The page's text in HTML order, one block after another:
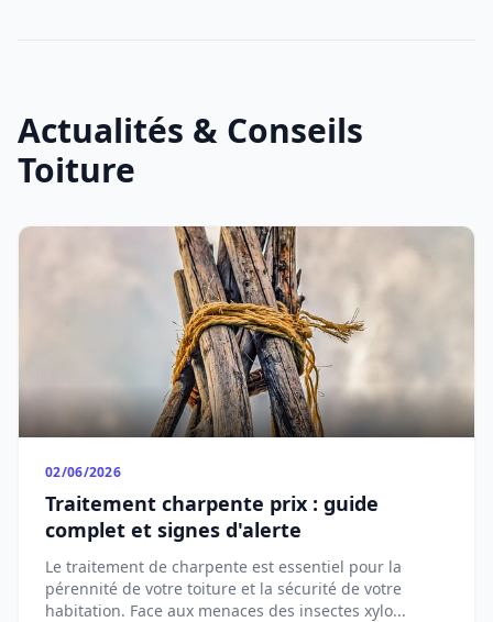
Actualités & Conseils
Toiture
02/06/2026
Traitement charpente prix : guide
complet et signes d'alerte
Le traitement de charpente est essentiel pour la
pérennité de votre toiture et la sécurité de votre
habitation. Face aux menaces des insectes xylo...